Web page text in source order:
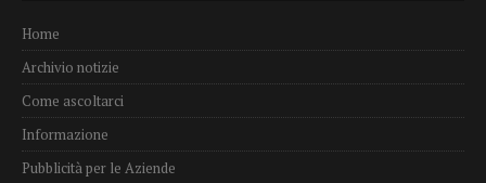
Home
Archivio notizie
Come ascoltarci
Informazione
Pubblicità per le Aziende